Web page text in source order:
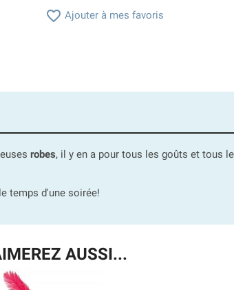
 Ajouter à mes favoris
robes, il y en a pour tous les goûts et tous
temps d'une soirée!
AUSSI...